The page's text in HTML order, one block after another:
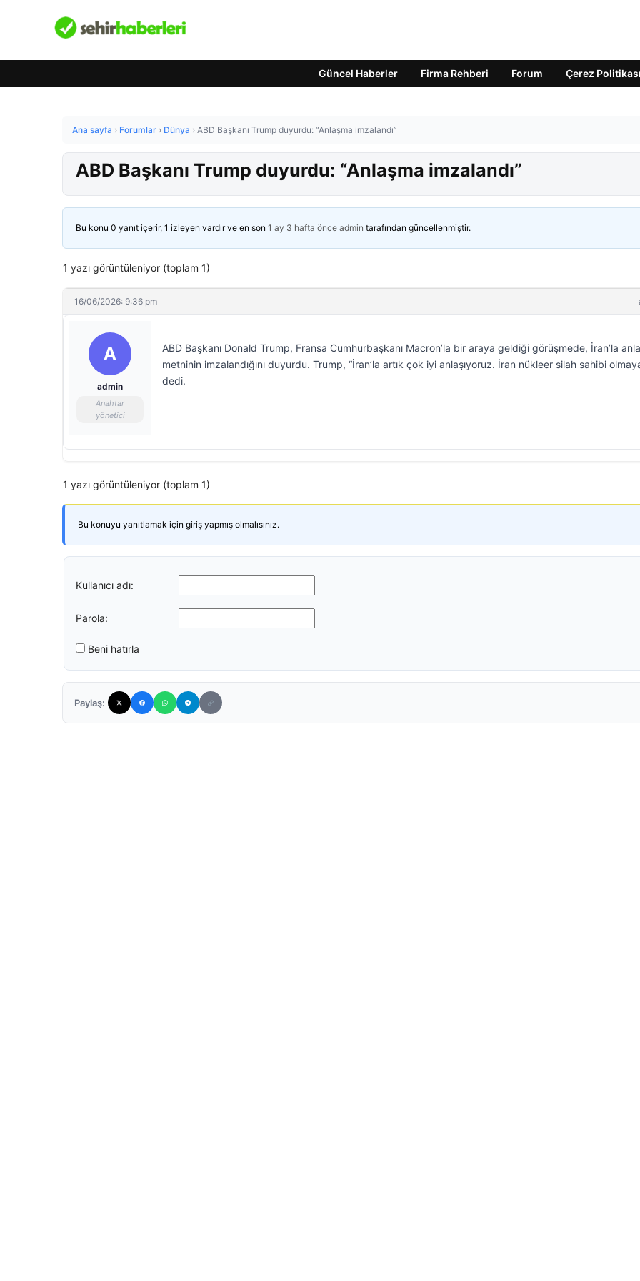
Güncel Haberler Firma Rehberi Forum Çerez Politikası
Ana sayfa › Forumlar › Dünya › ABD Başkanı Trump duyurdu: “Anlaşma imzalandı”
ABD Başkanı Trump duyurdu: “Anlaşma imzalandı”
Bu konu 0 yanıt içerir, 1 izleyen vardır ve en son 1 ay 3 hafta önce admin tarafından güncellenmiştir.
1 yazı görüntüleniyor (toplam 1)
16/06/2026: 9:36 pm
A
admin
Anahtar
yönetici
ABD Başkanı Donald Trump, Fransa Cumhurbaşkanı Macron’la bir araya geldiği görüşmede, İran’la
metninin imzalandığını duyurdu. Trump, “İran’la artık çok iyi anlaşıyoruz. İran nükleer silah sahibi
dedi.
1 yazı görüntüleniyor (toplam 1)
Bu konuyu yanıtlamak için giriş yapmış olmalısınız.
Kullanıcı adı:
Parola:
Beni hatırla
Paylaş: